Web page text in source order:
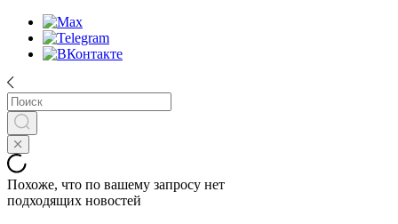
Похоже, что по вашему запросу нет
подходящих новостей